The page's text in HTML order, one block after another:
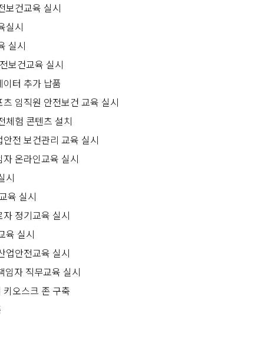
보건교육 실시
실시
실시
보건교육 실시
터 추가 납품
임직원 안전보건 교육 실시
체험 콘텐츠 설치
전 보건관리 교육 실시
온라인교육 실시
시
육 실시
정기교육 실시
육 실시
업안전교육 실시
임자 직무교육 실시
오스크 존 구축